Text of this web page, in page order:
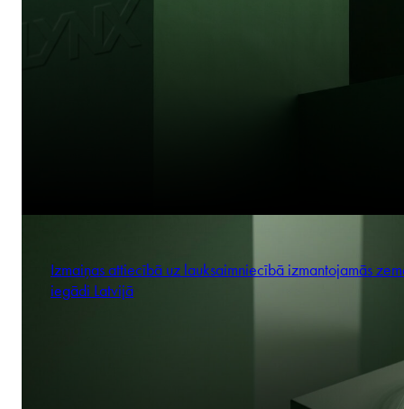
Izmaiņas attiecībā uz lauksaimniecībā izmantojamās
iegādi Latvijā